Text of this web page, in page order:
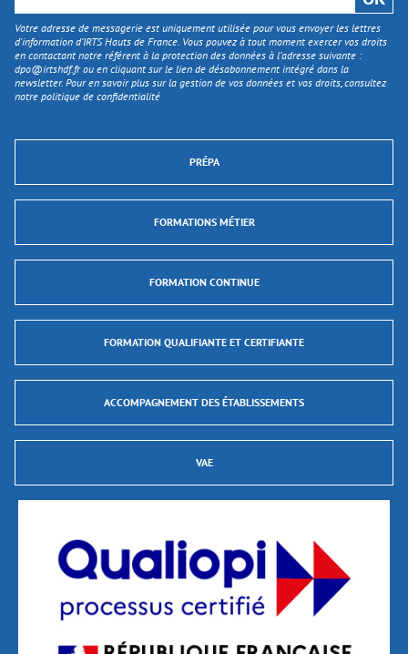
Votre adresse de messagerie est uniquement utilisée pour vous envoyer les lettres
d'information d’IRTS Hauts de France. Vous pouvez à tout moment exercer vos droits
en contactant notre référent à la protection des données à l’adresse suivante :
dpo@irtshdf.frou en cliquant sur le lien de désabonnement intégré dans la
newsletter. Pour en savoir plus sur la gestion de vos données et vos droits, consultez
notre politique de confidentialité
PRÉPA
FORMATIONS MÉTIER
FORMATION CONTINUE
FORMATION QUALIFIANTE ET CERTIFIANTE
ACCOMPAGNEMENT DES ÉTABLISSEMENTS
VAE